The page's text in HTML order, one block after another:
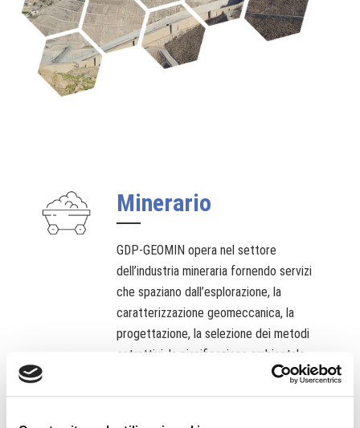
Minerario
GDP-GEOMIN opera nel settore
dell’industria mineraria fornendo servizi
che spaziano dall’esplorazione, la
caratterizzazione geomeccanica, la
progettazione, la selezione dei metodi
estrattivi, la pianificazione ambientale,
l’assistenza operativa, la bonifica, fino
alla chiusura di siti minerari.